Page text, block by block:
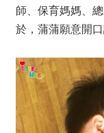
師、保育媽媽、
於，蒲蒲願意開